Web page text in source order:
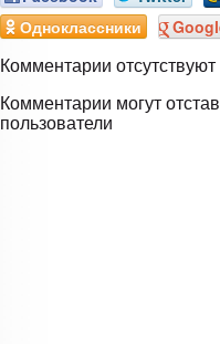
Одноклассники
Комментарии отсутствуют
Комментарии могут
пользователи